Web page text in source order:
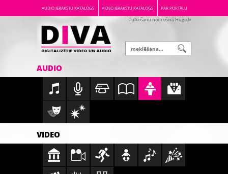
AUDIO IERAKSTU KATALOGS VIDEO IERAKSTU KATALOGS PAR PORTĀLU
Tulkošanu nodrošina Hugo.lv
AUDIO
VIDEO